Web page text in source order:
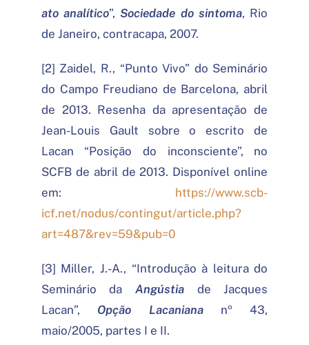
ato analítico”, Sociedade do sintoma, Rio
de Janeiro, contracapa, 2007.
[2] Zaidel, R., “Punto Vivo” do Seminário
do Campo Freudiano de Barcelona, abril
de 2013. Resenha da apresentação de
Jean-Louis Gault sobre o escrito de
Lacan “Posição do inconsciente”, no
SCFB de abril de 2013. Disponível online
em: https://www.scb-
icf.net/nodus/contingut/article.php?
art=487&rev=59&pub=0
[3] Miller, J.-A., “Introdução à leitura do
Seminário da Angústia de Jacques
Lacan”, Opção Lacaniananº 43,
maio/2005, partes I e II.